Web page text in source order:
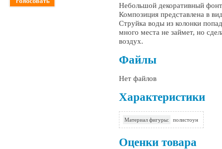
Небольшой декоративный
Композиция представлена в
Струйка воды из колонки
много места не займет, но
воздух.
Файлы
Нет файлов
Характеристики
Материал фигуры: полистоун
Оценки товара